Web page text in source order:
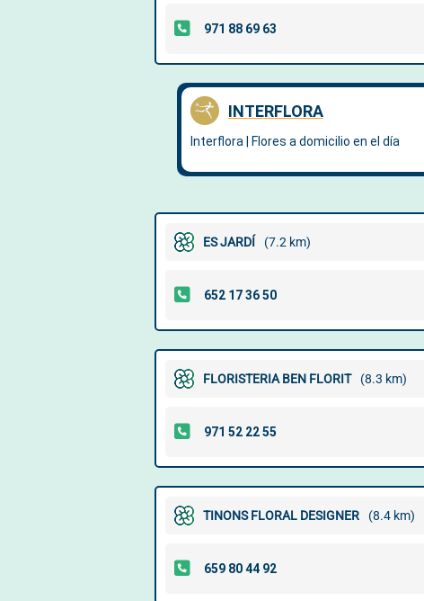
ES JARDÍ (7.2 km)
FLORISTERIA BEN FLORIT (8.3 km)
TINONS FLORAL DESIGNER (8.4 km)